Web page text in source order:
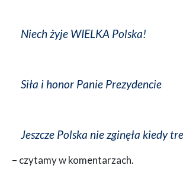
Niech żyje WIELKA Polska!
Siła i honor Panie Prezydencie
Jeszcze Polska nie zginęła kiedy
– czytamy w komentarzach.